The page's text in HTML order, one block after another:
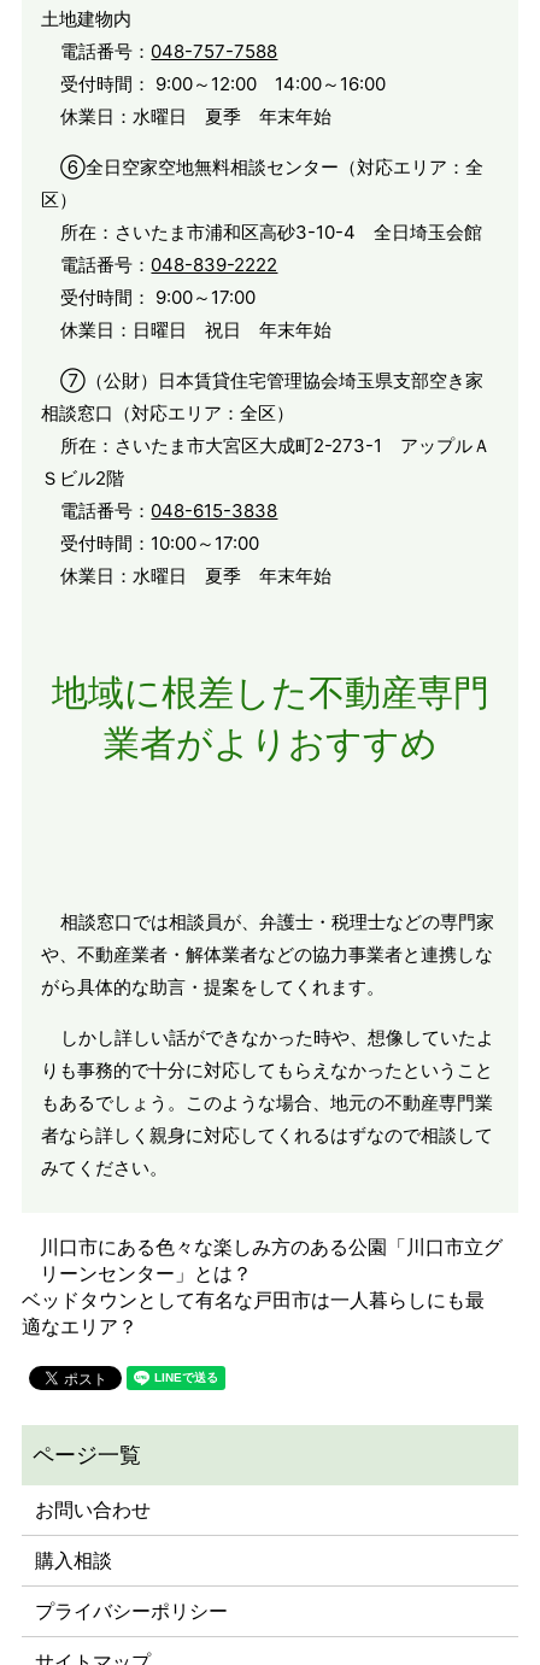
土地建物内
電話番号： 048-757-7588
受付時間： 9:00～12:00 14:00～16:00
休業日：水曜日 夏季 年末年始
⑥全日空家空地無料相談センター（対応エリア：全
区）
所在：さいたま市浦和区高砂3-10-4 全日埼玉会館
電話番号： 048-839-2222
受付時間： 9:00～17:00
休業日：日曜日 祝日 年末年始
⑦（公財）日本賃貸住宅管理協会埼玉県支部空き家
相談窓口（対応エリア：全区）
所在：さいたま市大宮区大成町2-273-1 アップルＡ
Ｓビル2階
電話番号： 048-615-3838
受付時間：10:00～17:00
休業日：水曜日 夏季 年末年始
地域に根差した不動産専門
業者がよりおすすめ
相談窓口では相談員が、弁護士・税理士などの専門家
や、不動産業者・解体業者などの協力事業者と連携しな
がら具体的な助言・提案をしてくれます。
しかし詳しい話ができなかった時や、想像していたよ
りも事務的で十分に対応してもらえなかったということ
もあるでしょう。このような場合、地元の不動産専門業
者なら詳しく親身に対応してくれるはずなので相談して
みてください。
川口市にある色々な楽しみ方のある公園「川口市立グ
リーンセンター」とは？
ベッドタウンとして有名な戸田市は一人暮らしにも最
適なエリア？
お問い合わせ
購入相談
プライバシーポリシー